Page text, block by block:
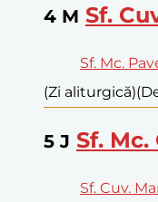
4 M Sf.
Sf. Mc.
(Zi aliturgică)
5 J Sf.
Sf. Cuv.